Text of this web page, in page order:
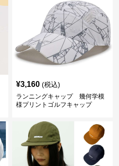
¥3,160 (税込)
ランニングキャップ 幾何学模
様プリントゴルフキャップ